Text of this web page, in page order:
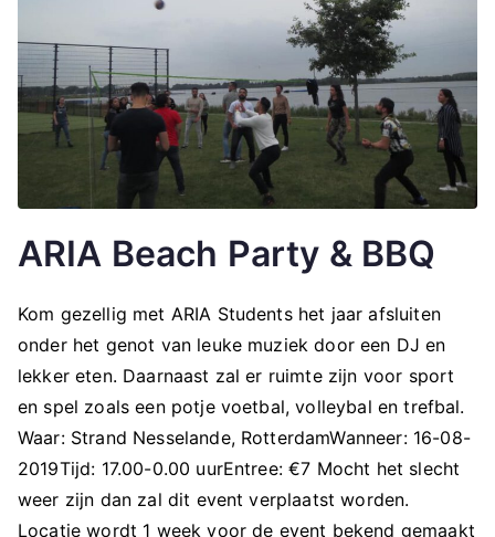
ARIA Beach Party & BBQ
Kom gezellig met ARIA Students het jaar afsluiten
onder het genot van leuke muziek door een DJ en
lekker eten. Daarnaast zal er ruimte zijn voor sport
en spel zoals een potje voetbal, volleybal en trefbal.
Waar: Strand Nesselande, RotterdamWanneer: 16-08-
2019Tijd: 17.00-0.00 uurEntree: €7 Mocht het slecht
weer zijn dan zal dit event verplaatst worden.
Locatie wordt 1 week voor de event bekend gemaakt